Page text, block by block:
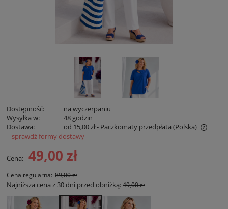
Dostępność:
na wyczerpaniu
Wysyłka w:
48 godzin
Dostawa:
od 15,00 zł- Paczkomaty przedpłata (Polska)
Cena nie zawiera ewentualnych kosztów płatności
sprawdź formy dostawy
Cena: 49,00 zł
Cena regularna: 89,00 zł
Najniższa cena z 30 dni przed obniżką:49,00 zł